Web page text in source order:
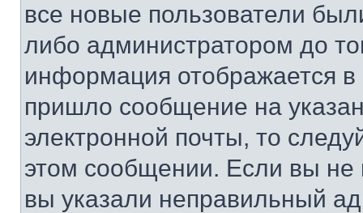
все новые пользователи
либо администратором до
информация отображается
пришло сообщение на
электронной почты, то
этом сообщении. Если вы
вы указали неправильный